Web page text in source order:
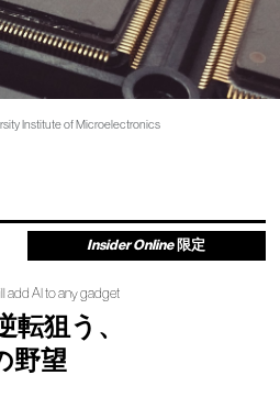
Institute of Microelectronics
Insider Online 限定
add AI to any gadget
狙う、
野望